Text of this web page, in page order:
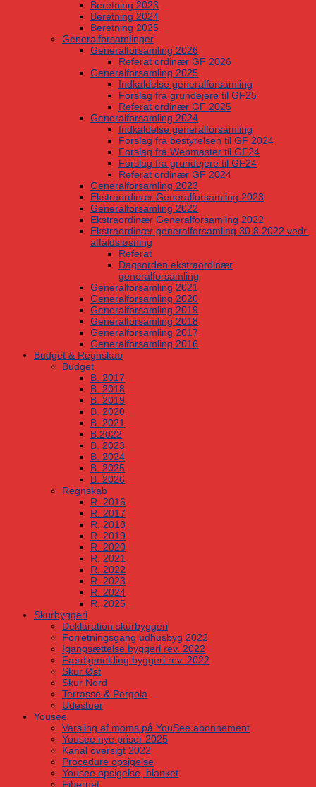
Beretning 2023
Beretning 2024
Beretning 2025
Generalforsamlinger
Generalforsamling 2026
Referat ordinær GF 2026
Generalforsamling 2025
Indkaldelse generalforsamling
Forslag fra grundejere til GF25
Referat ordinær GF 2025
Generalforsamling 2024
Indkaldelse generalforsamling
Forslag fra bestyrelsen til GF 2024
Forslag fra Webmaster til GF24
Forslag fra grundejere til GF24
Referat ordinær GF 2024
Generalforsamling 2023
Ekstraordinær Generalforsamling 2023
Generalforsamling 2022
Ekstraordinær Generalforsamling 2022
Ekstraordinær generalforsamling 30.8.2022 vedr.
affaldsløsning
Referat
Dagsorden ekstraordinær
generalforsamling
Generalforsamling 2021
Generalforsamling 2020
Generalforsamling 2019
Generalforsamling 2018
Generalforsamling 2017
Generalforsamling 2016
Budget & Regnskab
Budget
B. 2017
B. 2018
B. 2019
B. 2020
B. 2021
B.2022
B. 2023
B. 2024
B. 2025
B. 2026
Regnskab
R. 2016
R. 2017
R. 2018
R. 2019
R. 2020
R. 2021
R. 2022
R. 2023
R. 2024
R. 2025
Skurbyggeri
Deklaration skurbyggeri
Forretningsgang udhusbyg 2022
Igangsættelse byggeri rev. 2022
Færdigmelding byggeri rev. 2022
Skur Øst
Skur Nord
Terrasse & Pergola
Udestuer
Yousee
Varsling af moms på YouSee abonnement
Yousee nye priser 2025
Kanal oversigt 2022
Procedure opsigelse
Yousee opsigelse, blanket
Fibernet